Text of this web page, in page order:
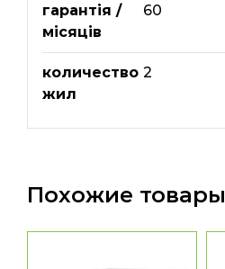
гарантія /
місяців
60
количество
жил
2
Похожие товары